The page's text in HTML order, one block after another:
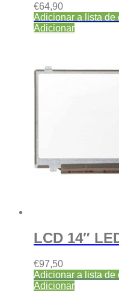
€64,90
Adicionar a lista de
Adicionar
LCD 14″
€97,50
Adicionar a lista de
Adicionar